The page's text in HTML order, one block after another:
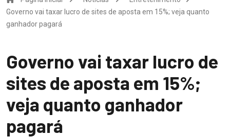
Governo vai taxar lucro de sites de aposta em 15%; veja quanto
ganhador pagará
Governo vai taxar lucro de
sites de aposta em 15%;
veja quanto ganhador
pagará